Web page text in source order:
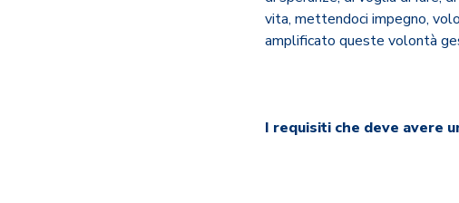
vita, mettendoci impegno,
amplificato queste volontà
I requisiti che deve avere